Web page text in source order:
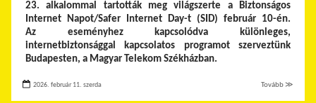
23. alkalommal tartották meg világszerte a Biztonságos
Internet Napot/Safer Internet Day-t (SID) február 10-én.
Az eseményhez kapcsolódva különleges,
internetbiztonsággal kapcsolatos programot szerveztünk
Budapesten, a Magyar Telekom Székházban.
2026. február 11. szerda Tovább ≫